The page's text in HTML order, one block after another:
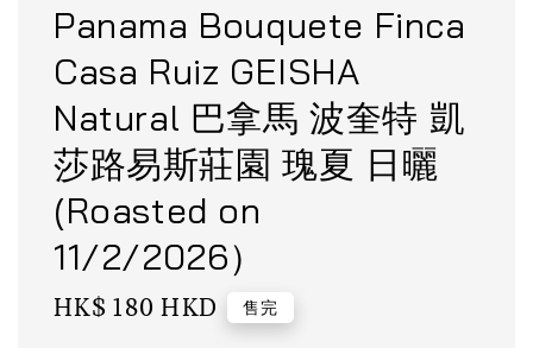
Panama Bouquete Finca
Casa Ruiz GEISHA
Natural 巴拿馬 波奎特 凱
莎路易斯莊園 瑰夏 日曬
(Roasted on
11/2/2026）
Regular
HK$ 180 HKD 售完